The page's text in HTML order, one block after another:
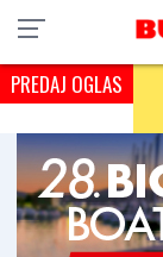
PREDAJ OGLAS